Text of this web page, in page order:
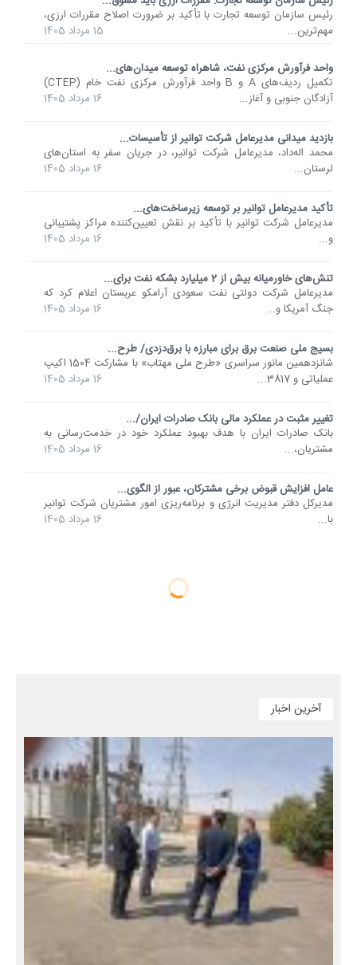
رئیس سازمان توسعه تجارت با تأکید بر ضرورت اصلاح مقررات ارزی،
مهم‌ترین...
15 مرداد 1405
واحد فرآورش مرکزی نفت، شاهراه توسعه میدان‌های...
تکمیل ردیف‌های A و B واحد فرآورش مرکزی نفت خام (CTEP)
آزادگان جنوبی و آغاز...
16 مرداد 1405
بازدید میدانی مدیرعامل شرکت توانیر از تأسیسات...
محمد اله‌داد، مدیرعامل شرکت توانیر، در جریان سفر به استان‌های
لرستان...
16 مرداد 1405
تأکید مدیرعامل توانیر بر توسعه زیرساخت‌های...
مدیرعامل شرکت توانیر با تأکید بر نقش تعیین‌کننده مراکز پشتیبانی
و...
16 مرداد 1405
تنش‌های خاورمیانه بیش از 2 میلیارد بشکه نفت برای...
مدیرعامل شرکت دولتی نفت سعودی آرامکو عربستان اعلام کرد که
جنگ آمریکا و...
16 مرداد 1405
بسیج ملی صنعت برق برای مبارزه با برق‌دزدی/ طرح...
شانزدهمین مانور سراسری «طرح ملی مهتاب» با مشارکت 1504 اکیپ
عملیاتی و 3817...
16 مرداد 1405
تغییر مثبت در عملکرد مالی بانک صادرات ایران/...
​بانک صادرات ایران با هدف بهبود عملکرد خود در خدمت‌رسانی به
مشتریان،...
16 مرداد 1405
عامل افزایش قبوض برخی مشترکان، عبور از الگوی...
مدیرکل دفتر مدیریت انرژی و برنامه‌ریزی امور مشتریان شرکت توانیر
با...
16 مرداد 1405
آخرین اخبار